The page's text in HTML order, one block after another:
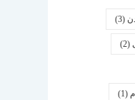
(3)
(2)
(1)